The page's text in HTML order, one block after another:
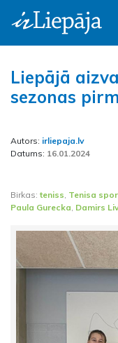
Liepājā
sezonas
Autors: irliepaja.lv
Datums: 16.01.2024
Birkas:teniss Tenisa
Paula Gurecka Damirs